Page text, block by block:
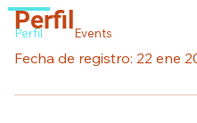
Perfil
Fecha de registro: 22 ene
Perfil Events